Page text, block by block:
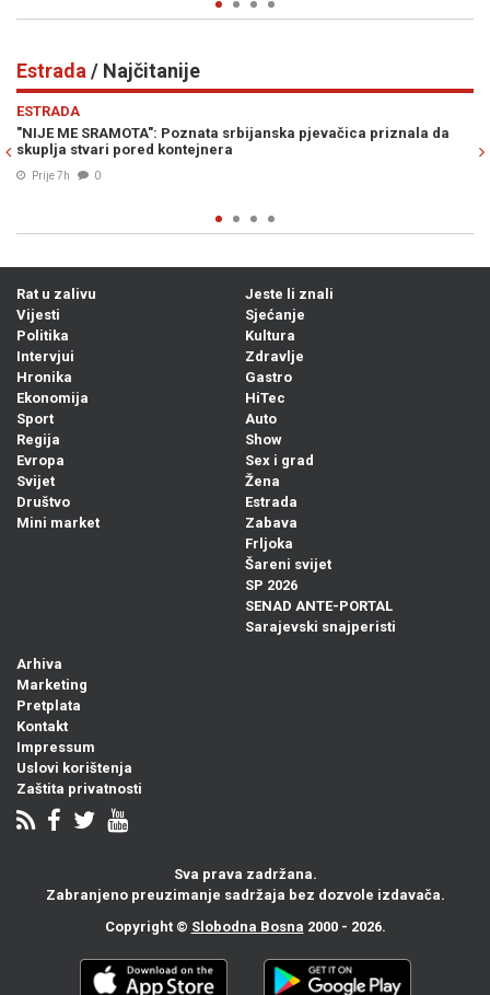
Estrada / Najčitanije
priznala da
"IZVLAČIĆE TE IZ DRINE I MORAVE, KU**ETINO
Procurile stravične glasovne poruke Ane Nikolić u
Rat u zalivu
Vijesti
Politika
Intervjui
Hronika
Ekonomija
Sport
Regija
Evropa
Svijet
Društvo
Mini market
Jeste li znali
Sjećanje
Kultura
Zdravlje
Gastro
HiTec
Auto
Show
Sex i grad
Žena
Estrada
Zabava
Frljoka
Šareni svijet
SP 2026
SENAD ANTE-PORTAL
Sarajevski snajperisti
Arhiva
Marketing
Pretplata
Kontakt
Impressum
Uslovi korištenja
Zaštita privatnosti
Sva prava zadržana.
Zabranjeno preuzimanje sadržaja bez dozvole izdavača.
Copyright © Slobodna Bosna 2000 - 2026.